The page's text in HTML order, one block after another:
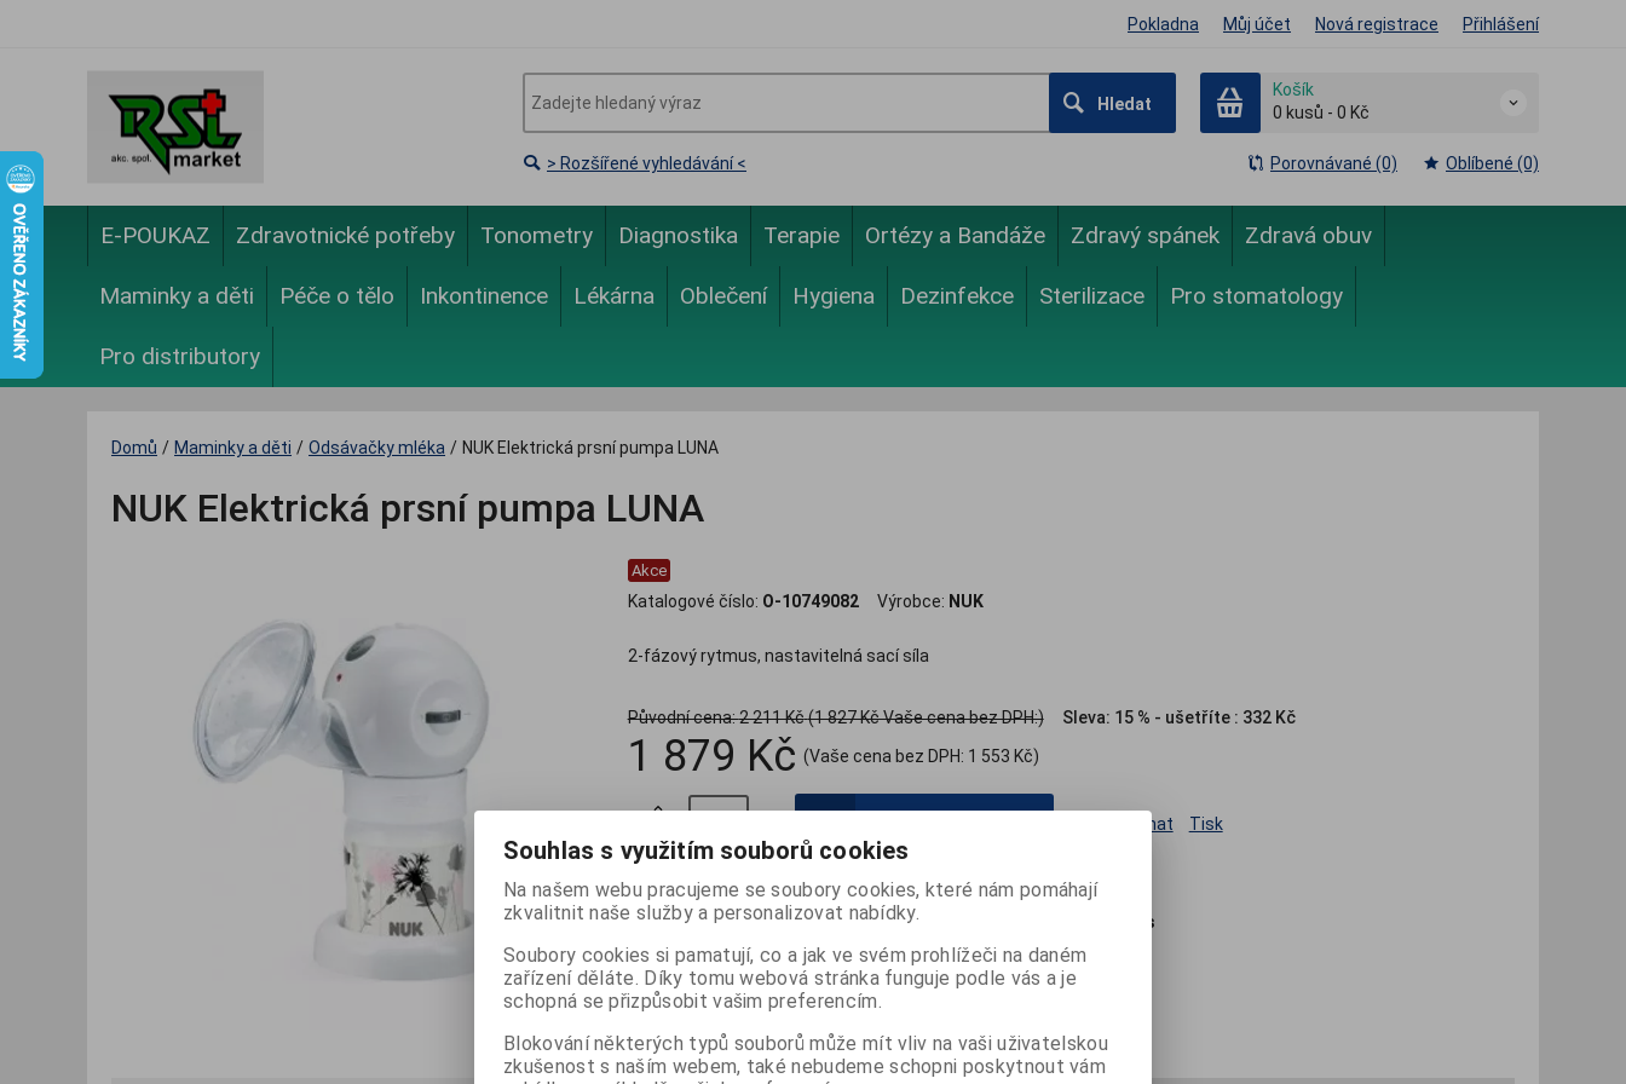
Pokladna Můj účet Nová registrace Přihlášení
Hledat
Košík
0 kusů - 0 Kč
> Rozšířené vyhledávání < Porovnávané (0) Oblíbené (0)
E-POUKAZ Zdravotnické potřeby Tonometry Diagnostika Terapie Ortézy a Bandáže Zdravý spánek Zdravá obuv
Maminky a děti Péče o tělo Inkontinence Lékárna Oblečení Hygiena Dezinfekce Sterilizace Pro stomatology
Pro distributory
Domů / Maminky a děti / Odsávačky mléka / NUK Elektrická prsní pumpa LUNA
NUK Elektrická prsní pumpa LUNA
Akce
Katalogové číslo: O-10749082 Výrobce: NUK
2-fázový rytmus, nastavitelná sací síla
Původní cena:2 211 Kč(1 827 Kč Vaše cena bez DPH:) Sleva: 15 % - ušetříte : 332 Kč
1 879 Kč (Vaše cena bez DPH: 1 553 Kč)


Porovnat Tisk
Záruka (měsíců):24 Termín dodání (dny): 0 ks
Souhlas s využitím souborů cookies
Na našem webu pracujeme se soubory cookies, které nám pomáhají
zkvalitnit naše služby a personalizovat nabídky.
Soubory cookies si pamatují, co a jak ve svém prohlížeči na daném
zařízení děláte. Díky tomu webová stránka funguje podle vás a je
schopná se přizpůsobit vašim preferencím.
Blokování některých typů souborů může mít vliv na vaši uživatelskou
zkušenost s naším webem, také nebudeme schopni poskytnout vám